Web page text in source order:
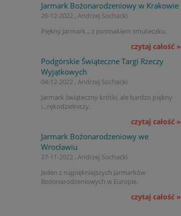
Jarmark Bożonarodzeniowy w Krakowie
26-12-2022 , Andrzej Sochacki
Piękny Jarmark... z posmakiem smuteczku.
czytaj całość »
Podgórskie Świąteczne Targi Rzeczy
Wyjątkowych
04-12-2022 , Andrzej Sochacki
Jarmark świąteczny krótki, ale bardzo piękny
i...rękodzielniczy.
czytaj całość »
Jarmark Bożonarodzeniowy we
Wrocławiu
27-11-2022 , Andrzej Sochacki
Jeden z najpiękniejszych Jarmarków
Bożonarodzeniowych w Europie.
czytaj całość »